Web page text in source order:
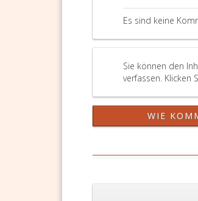
Es sind keine
Sie können den
verfassen. Klicken
WIE